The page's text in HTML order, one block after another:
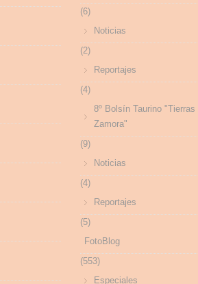
(6)
Noticias
(2)
Reportajes
(4)
8º Bolsín Taurino "Tierras
Zamora"
(9)
Noticias
(4)
Reportajes
(5)
FotoBlog
(553)
Especiales